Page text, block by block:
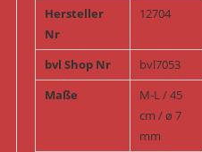
Hersteller
Nr
12704
bvl Shop Nr
bvl7053
Maße
M-L / 45
cm / ø 7
mm